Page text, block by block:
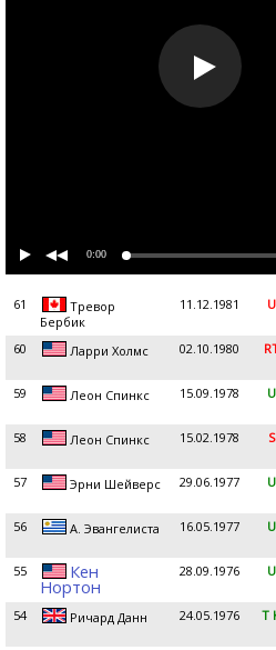
0:00
61
Тревор
Бербик
11.12.1981
60 Ларри Холмс 02.10.1980
59 Леон Спинкс 15.09.1978
58 Леон Спинкс 15.02.1978
57 Эрни Шейверс 29.06.1977
56 А. Эвангелиста 16.05.1977
55 Кен
Нортон
28.09.1976
54 Ричард Данн 24.05.1976 T